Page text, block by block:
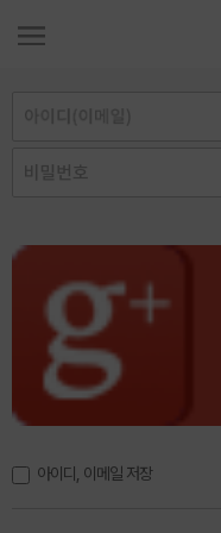
아이디, 이메일 저장